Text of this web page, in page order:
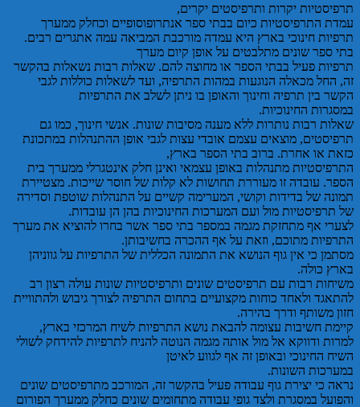
תרפיסטיות יקרות ותרפיסטים יקרים,
עמדת התרפיסטיות כיום בבתי ספר אנתרופוסופיים וכחלק ממערך
תרפיות חינוכי בארץ היא עמדה מורכבת המביאה עמה אתגרים רבים.
בתי ספר שונים מתלבטים על אופן קיום מערך
תרפיות פעיל בבתי הספר או מחוצה להם. שאלות רבות נשאלות בהקשר
זה, החל מכאלה הנוגעות במהות התרפיה, ועד לשאלות כוללות לגבי
הקשר בין תרפיה וחינוך והאופן בו ניתן לשלב את התרפיות
במסגרות החינוכיות.
שאלות רבות נותרות ללא מענה מסיבות שונות. אנשי חינוך, כמו גם
תרפיסטים, מוצאים עצמם אובדי עצות לגבי אופן ההתנהלות במתכונת
כזאת או אחרת. ברוב בתי הספר בארץ,
התרפיסטיות מתנהלות באופן עצמאי ואינן חלק אינטגרלי ממערך בית
הספר. עובדה זו מעוררת תחושות לא קלות של חוסר שייכות. מצטיירת
תמונה של בדידות וקושי, המערימה קשיים על התנהלות שוטפת וסדירה
של תרפיסטיות מול ועם המערכות החינוכיות בהן הן עובדות.
לצערי אף מתחזקת מגמה במספר בתי ספר אשר בחרו להוציא את מערך
התרפיות מתוכם, וזאת על אף ההכרה בחשיבותן.
מסתמן כי אין גוף הנושא את התמונה הכללית של התרפיות על גווניהן
בארץ כולה.
משיחות רבות עם תרפיסטים שונים ותרפיסטיות שונות עולה רצון רב
להתאגד ולאחד כוחות מקצועיים בתחום התרפיה לצורך גיבוש ולהתוויית
חזון משותף ודרך בהירה.
קיימת חשיבות עצומה להבאת נושא התרפיות לשיח המרכזי בארץ,
למרות ודווקא אל מול אותה מגמה הנוטה להניח לתרפיות להידחק לשולי
השיח החינוכי ובאופן זה אף לגווע לאיטן
במערכות השונות.
נראה כי יצירת גוף עבודה פעיל בהקשר זה, המורכב מתרפיסטים שונים
והפועל במסגרת ולצד גופי עבודה מתחומים שונים כחלק ממערך הפורום